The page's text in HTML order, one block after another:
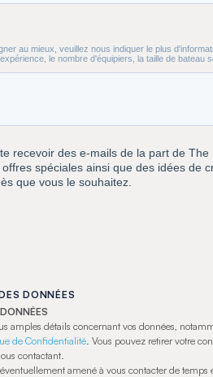
DONNÉES
amples détails concernant vos données,
de Confidentialité . Vous pouvez retirer votre
contactant.
amené à vous contacter de